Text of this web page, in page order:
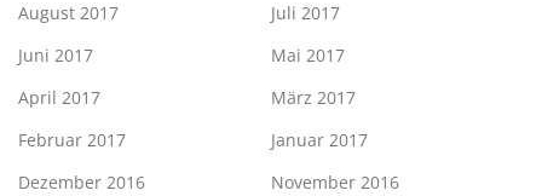
August 2017
Juli 2017
Juni 2017
Mai 2017
April 2017
März 2017
Februar 2017
Januar 2017
Dezember 2016
November 2016